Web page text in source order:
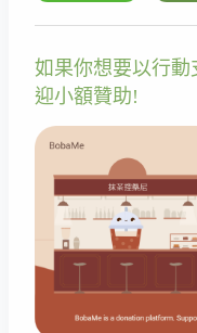
如果你想要以行
迎小額贊助!